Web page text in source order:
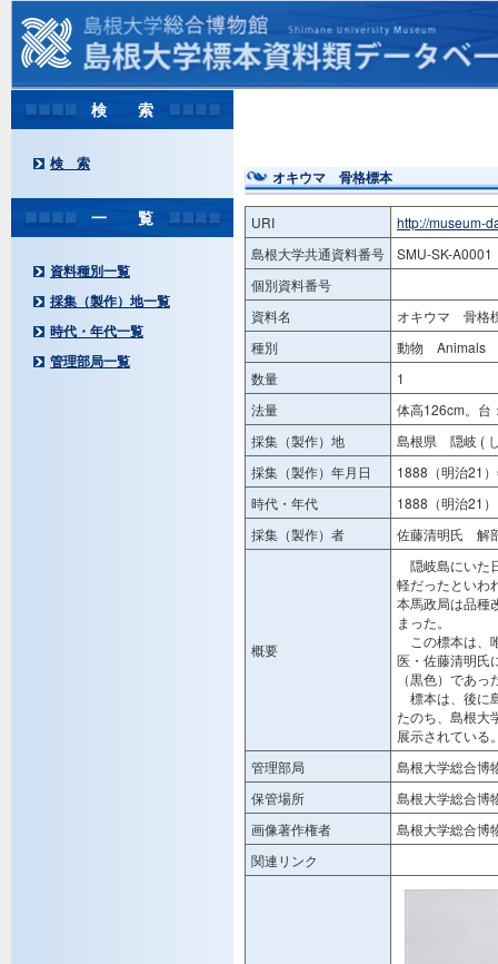
検 索
検 索
一 覧
資料種別一覧
採集（製作）地一覧
時代・年代一覧
管理部局一覧
オキウマ 骨格標本
URI
http://museum-
島根大学共通資料番号
SMU-SK-A0001
個別資料番号
資料名
オキウマ 骨格
種別
動物 Animals
数量
1
法量
体高126cm。台
採集（製作）地
島根県 隠岐 (
採集（製作）年月日
1888（明治21
時代・年代
1888（明治21）
採集（製作）者
佐藤清明氏 解
概要
隠岐島にいた
軽だったといわ
本馬政局は品種
まった。
この標本は、
医・佐藤清明氏
（黒色）であ
標本は、後に
たのち、島根大
展示されている
管理部局
島根大学総合博
保管場所
島根大学総合博
画像著作権者
島根大学総合博
関連リンク